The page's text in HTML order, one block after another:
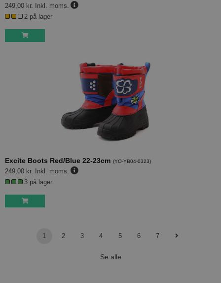
249,00 kr.
Inkl. moms.
2 på lager
Excite Boots Red/Blue 22-23cm (YO-YB04-0323)
249,00 kr.
Inkl. moms.
3 på lager
1 2 3 4 5 6 7
Se alle